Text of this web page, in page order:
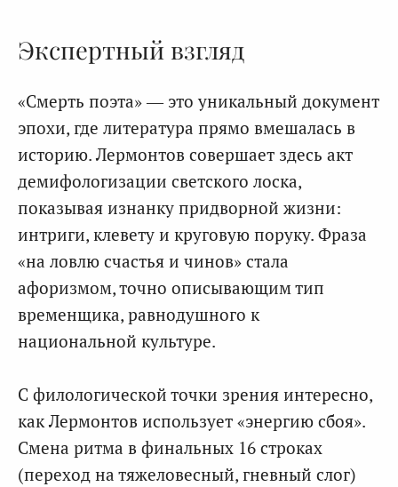
Экспертный взгляд
«Смерть поэта» — это уникальный документ
эпохи, где литература прямо вмешалась в
историю. Лермонтов совершает здесь акт
демифологизации светского лоска,
показывая изнанку придворной жизни:
интриги, клевету и круговую поруку. Фраза
«на ловлю счастья и чинов» стала
афоризмом, точно описывающим тип
временщика, равнодушного к
национальной культуре.
С филологической точки зрения интересно,
как Лермонтов использует «энергию сбоя».
Смена ритма в финальных 16 строках
(переход на тяжеловесный, гневный слог)